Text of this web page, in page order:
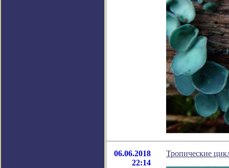
06.06.2018
22:14
Тропические